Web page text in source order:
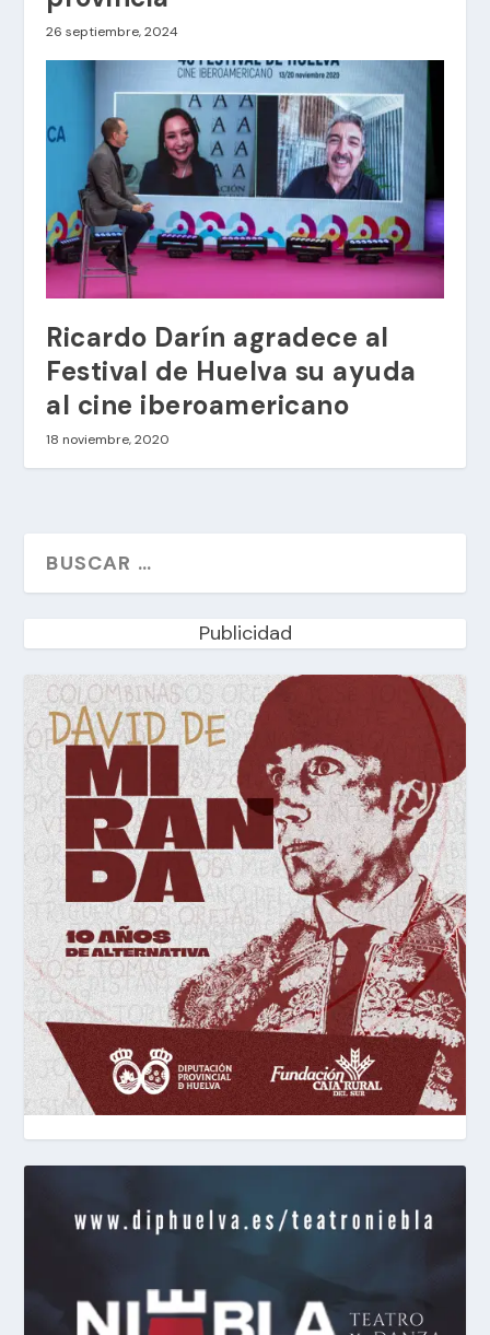
26 septiembre, 2024
Ricardo Darín agradece al
Festival de Huelva su ayuda
al cine iberoamericano
18 noviembre, 2020
Publicidad